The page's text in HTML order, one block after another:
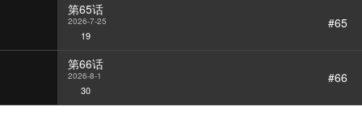
第65话
2026-7-25
19
#65
第66话
2026-8-1
30
#66